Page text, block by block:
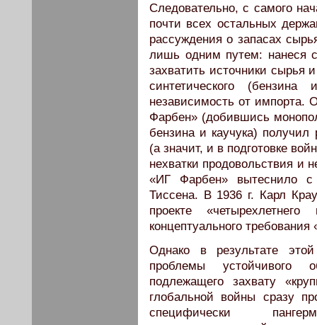
Следовательно, с самого
почти всех остальных
рассуждения о запасах
лишь одним путем: нанеся
захватить источники сырья
синтетического
независимость от импорта.
Фарбен» (добившись
бензина и каучука)
(а значит, и в подготовке
нехватки продовольствия и
«ИГ Фарбен» вытеснило
Тиссена. В 1936 г. Карл
проекте
концептуального требования
Однако в результате
проблемы устойчивого
подлежащего захвату
глобальной войны сразу
специфически